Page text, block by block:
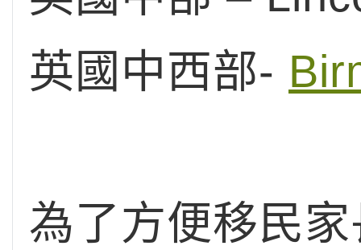
英國中西部-
為了方便移民